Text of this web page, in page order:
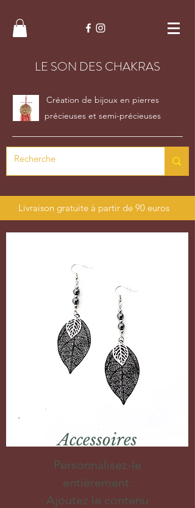
LE SON DES CHAKRAS
Création de bijoux en pierres
précieuses et semi-précieuses
Livraison gratuite à partir de 90 euros
Accessoires
Personnalisez-le
entièrement.
Ajoutez le contenu